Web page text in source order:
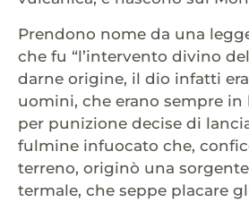
Prendono nome da una
che fu “l’intervento divino
darne origine, il dio infatti
uomini, che erano sempre in
per punizione decise di
fulmine infuocato che,
terreno, originò una
termale, che seppe placare